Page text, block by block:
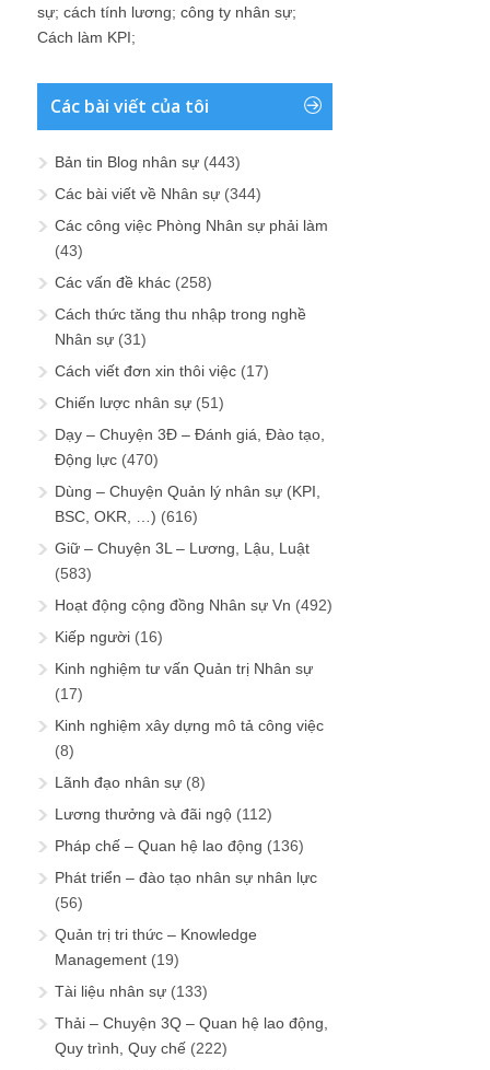
sự; cách tính lương; công ty nhân sự;
Cách làm KPI;
Các bài viết của tôi
Bản tin Blog nhân sự (443)
Các bài viết về Nhân sự (344)
Các công việc Phòng Nhân sự phải làm
(43)
Các vấn đề khác (258)
Cách thức tăng thu nhập trong nghề
Nhân sự (31)
Cách viết đơn xin thôi việc (17)
Chiến lược nhân sự (51)
Dạy – Chuyện 3Đ – Đánh giá, Đào tạo,
Động lực (470)
Dùng – Chuyện Quản lý nhân sự (KPI,
BSC, OKR, …) (616)
Giữ – Chuyện 3L – Lương, Lậu, Luật
(583)
Hoạt động cộng đồng Nhân sự Vn (492)
Kiếp người (16)
Kinh nghiệm tư vấn Quản trị Nhân sự
(17)
Kinh nghiệm xây dựng mô tả công việc
(8)
Lãnh đạo nhân sự (8)
Lương thưởng và đãi ngộ (112)
Pháp chế – Quan hệ lao động (136)
Phát triển – đào tạo nhân sự nhân lực
(56)
Quản trị tri thức – Knowledge
Management (19)
Tài liệu nhân sự (133)
Thải – Chuyện 3Q – Quan hệ lao động,
Quy trình, Quy chế (222)